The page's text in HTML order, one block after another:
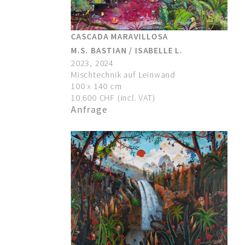
CASCADA MARAVILLOSA
M.S. BASTIAN / ISABELLE L.
2023, 2024
Mischtechnik auf Leinwand
100 x 140 cm
10.600 CHF (incl. VAT)
Anfrage